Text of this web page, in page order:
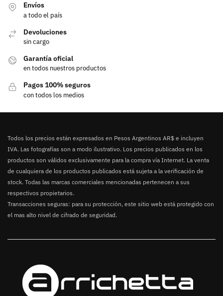
Envíos
a todo el país
Devoluciones
sin cargo
Garantía oficial
en todos nuestros productos
Pagos 100% seguros
con todos los medios
Todos los precios están expresados en Pesos Argentinos AR$ e incluyen
IVA. Las fotografías son a modo ilustrativo. Los precios publicados en los
productos son válidos exclusivamente para la compra vía Internet. La venta
de cualquiera de los productos publicados está sujeta a la verificación de
stock. Todas las marcas comerciales mencionadas pertenecen a sus
respectivos propietarios.
Transacciones seguras: para su protección, este sitio web está protegido con
el mas alto nivel de cifrado de seguridad.